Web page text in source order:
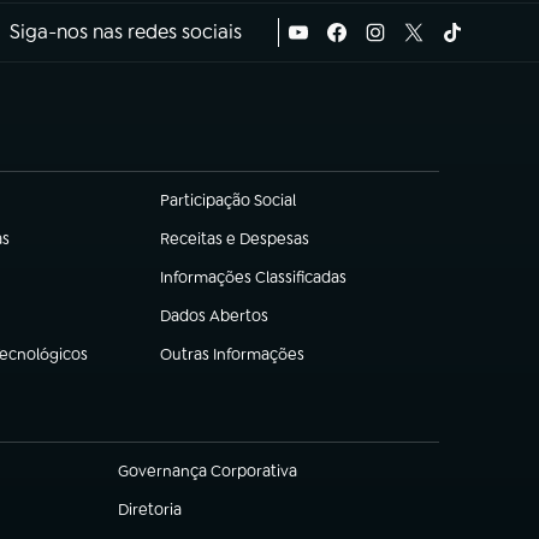
Siga-nos nas redes sociais
Participação Social
(abre em nova aba)
Receitas e Despesas
(abre em nova aba)
Informações Classificadas
(abre em nova aba)
Dados Abertos
(abre em nova aba)
Outras Informações
(abre em nova aba)
Governança Corporativa
(abre em nova aba)
Diretoria
(abre em nova aba)